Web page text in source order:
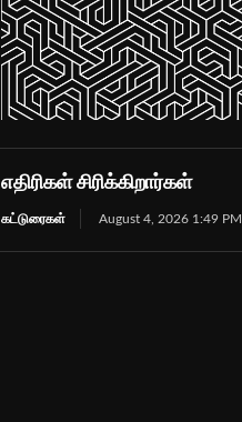
எதிரிகள் சிரிக்கிறார்கள்
கட்டுரைகள் August 4, 2026 1:49 PM